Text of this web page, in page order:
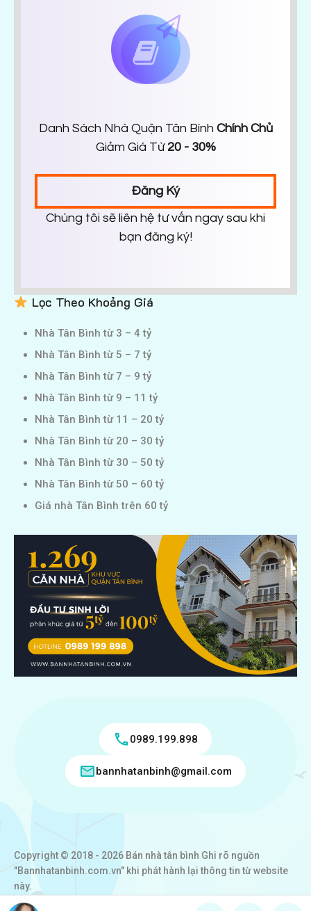
Danh Sách Nhà Quận Tân Bình Chính Chủ
Giảm Giá Từ 20 - 30%
Đăng Ký
Chúng tôi sẽ liên hệ tư vấn ngay sau khi
bạn đăng ký!
Lọc Theo Khoảng Giá
Nhà Tân Bình từ 3 – 4 tỷ
Nhà Tân Bình từ 5 – 7 tỷ
Nhà Tân Bình từ 7 – 9 tỷ
Nhà Tân Bình từ 9 – 11 tỷ
Nhà Tân Bình từ 11 – 20 tỷ
Nhà Tân Bình từ 20 – 30 tỷ
Nhà Tân Bình từ 30 – 50 tỷ
Nhà Tân Bình từ 50 – 60 tỷ
Giá nhà Tân Bình trên 60 tỷ
0989.199.898
bannhatanbinh@gmail.com
Copyright © 2018 - 2026 Bán nhà tân bình Ghi rõ nguồn
"Bannhatanbinh.com.vn" khi phát hành lại thông tin từ website
này.
VICTORY REAL